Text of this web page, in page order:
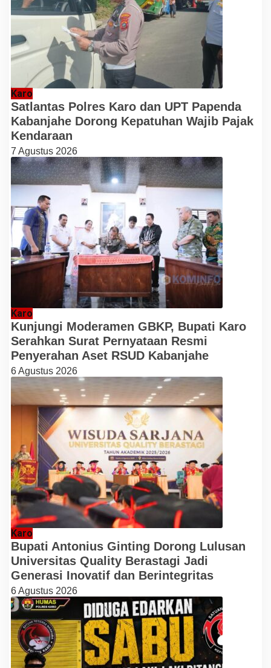
Karo
Satlantas Polres Karo dan UPT Papenda
Kabanjahe Dorong Kepatuhan Wajib Pajak
Kendaraan
7 Agustus 2026
Karo
Kunjungi Moderamen GBKP, Bupati Karo
Serahkan Surat Pernyataan Resmi
Penyerahan Aset RSUD Kabanjahe
6 Agustus 2026
Karo
Bupati Antonius Ginting Dorong Lulusan
Universitas Quality Berastagi Jadi
Generasi Inovatif dan Berintegritas
6 Agustus 2026